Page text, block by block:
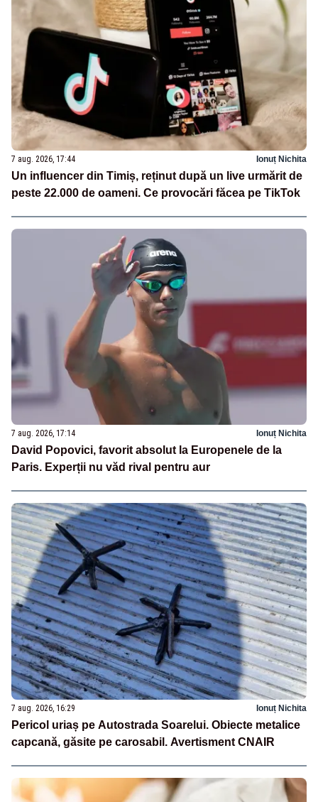
7 aug. 2026, 17:44 Ionuț Nichita
Un influencer din Timiș, reținut după un live urmărit de
peste 22.000 de oameni. Ce provocări făcea pe TikTok
7 aug. 2026, 17:14 Ionuț Nichita
David Popovici, favorit absolut la Europenele de la
Paris. Experții nu văd rival pentru aur
7 aug. 2026, 16:29 Ionuț Nichita
Pericol uriaș pe Autostrada Soarelui. Obiecte metalice
capcană, găsite pe carosabil. Avertisment CNAIR